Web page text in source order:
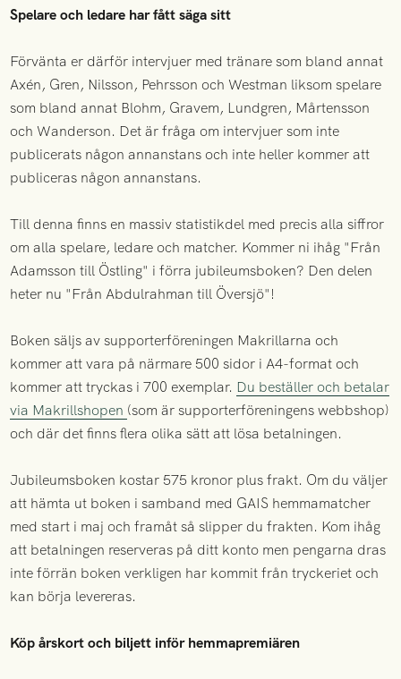
Spelare och ledare har fått säga sitt
Förvänta er därför intervjuer med tränare som bland annat
Axén, Gren, Nilsson, Pehrsson och Westman liksom spelare
som bland annat Blohm, Gravem, Lundgren, Mårtensson
och Wanderson. Det är fråga om intervjuer som inte
publicerats någon annanstans och inte heller kommer att
publiceras någon annanstans.
Till denna finns en massiv statistikdel med precis alla siffror
om alla spelare, ledare och matcher. Kommer ni ihåg "Från
Adamsson till Östling" i förra jubileumsboken? Den delen
heter nu "Från Abdulrahman till Översjö"!
Boken säljs av supporterföreningen Makrillarna och
kommer att vara på närmare 500 sidor i A4-format och
kommer att tryckas i 700 exemplar. Du beställer och betalar
via Makrillshopen (som är supporterföreningens webbshop)
och där det finns flera olika sätt att lösa betalningen.
Jubileumsboken kostar 575 kronor plus frakt. Om du väljer
att hämta ut boken i samband med GAIS hemmamatcher
med start i maj och framåt så slipper du frakten. Kom ihåg
att betalningen reserveras på ditt konto men pengarna dras
inte förrän boken verkligen har kommit från tryckeriet och
kan börja levereras.
Köp årskort och biljett inför hemmapremiären